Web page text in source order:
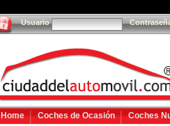
Usuario
Home Coches de Ocasión Coches